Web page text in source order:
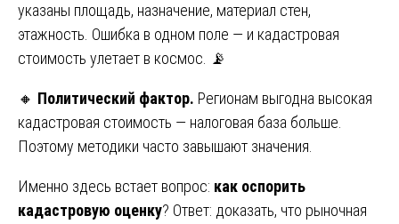
указаны площадь, назначение, материал стен,
этажность. Ошибка в одном поле — и кадастровая
стоимость улетает в космос. 📡
🔸 Политический фактор. Регионам выгодна высокая
кадастровая стоимость — налоговая база больше.
Поэтому методики часто завышают значения.
Именно здесь встает вопрос: как оспорить
кадастровую оценку? Ответ: доказать, что рыночная